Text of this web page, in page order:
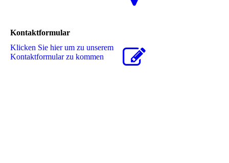
Kontaktformular
Klicken Sie hier um zu unserem
Kon­takt­for­mu­lar zu kommen